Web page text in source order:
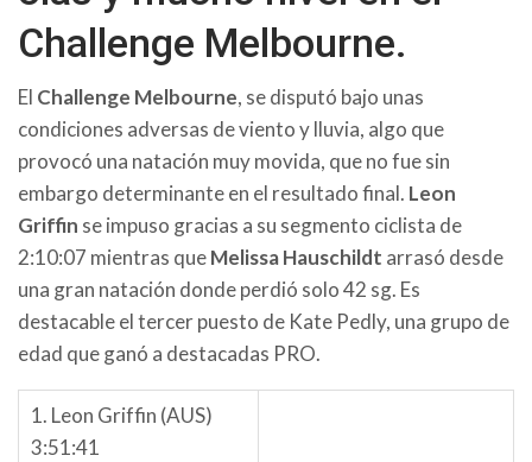
Challenge Melbourne.
El Challenge Melbourne, se disputó bajo unas
condiciones adversas de viento y lluvia, algo que
provocó una natación muy movida, que no fue sin
embargo determinante en el resultado final. Leon
Griffin se impuso gracias a su segmento ciclista de
2:10:07 mientras queMelissa Hauschildt arrasó desde
una gran natación donde perdió solo 42 sg. Es
destacable el tercer puesto de Kate Pedly, una grupo de
edad que ganó a destacadas PRO.
1. Leon Griffin (AUS)
3:51:41